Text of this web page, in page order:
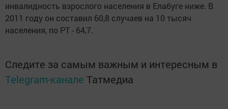
инвалидность взрослого населения в Елабуге ниже. В
2011 году он составил 60,8 случаев на 10 тысяч
населения, по РТ - 64,7.
Следите за самым важным и интересным в
Telegram-канале Татмедиа